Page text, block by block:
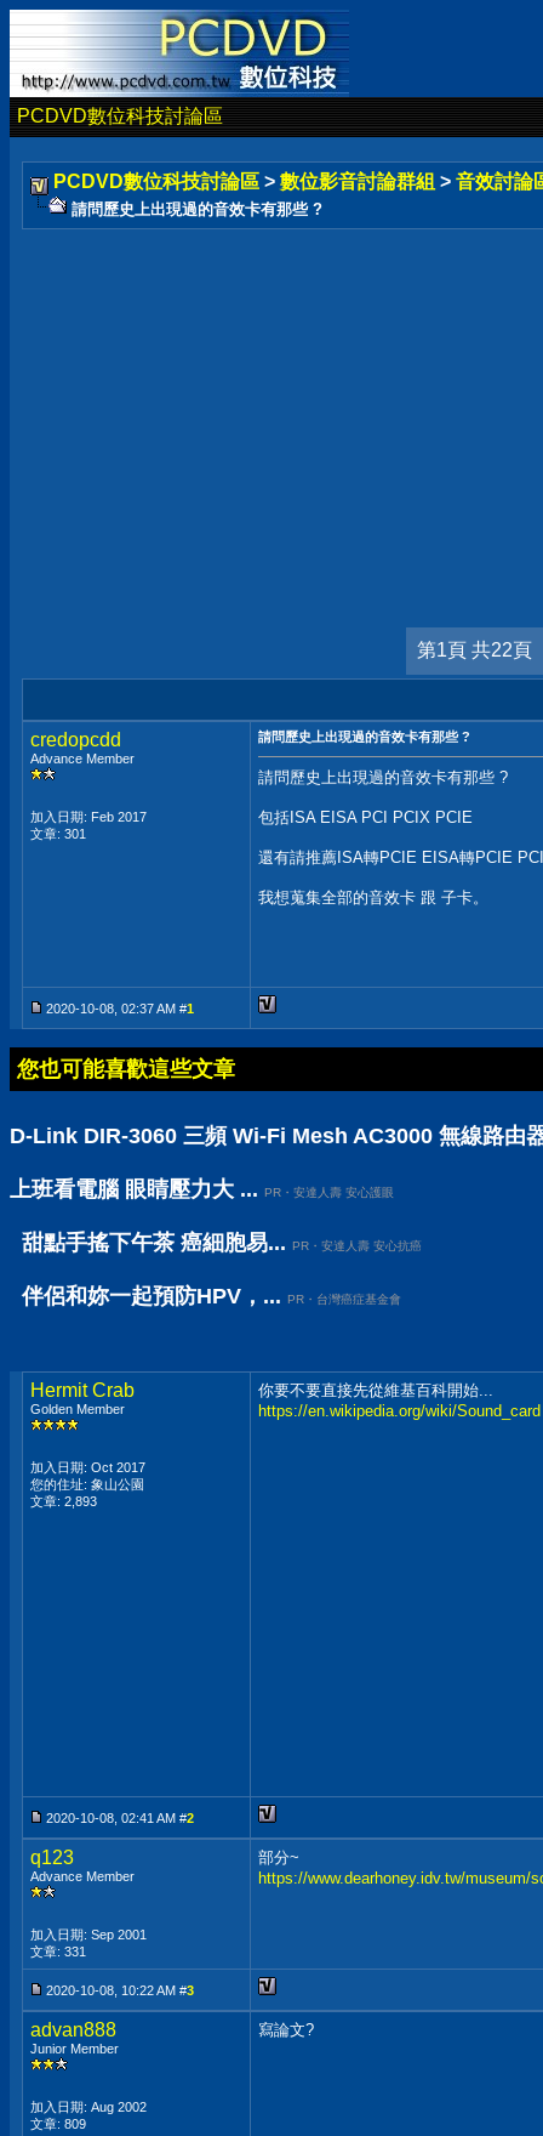
PCDVD數位科技討論區
PCDVD數位科技討論區 > 數位影音討論群組 > 音效討論
請問歷史上出現過的音效卡有那些 ?
第1頁 共22頁
credopcdd
Advance Member
加入日期: Feb 2017
文章: 301
請問歷史上出現過的音效卡有那些 ?
請問歷史上出現過的音效卡有那些 ?
包括ISA EISA PCI PCIX PCIE
還有請推薦ISA轉PCIE EISA轉PCIE
我想蒐集全部的音效卡 跟 子卡。
2020-10-08, 02:37 AM #1
您也可能喜歡這些文章
D-Link DIR-3060 三頻 Wi-Fi Mesh AC3000 無線路由
上班看電腦 眼睛壓力大 ... PR・安達人壽 安心護眼
甜點手搖下午茶 癌細胞易... PR・安達人壽 安心抗癌
伴侶和妳一起預防HPV，... PR・台灣癌症基金會
Hermit Crab
Golden Member
加入日期: Oct 2017
您的住址: 象山公園
文章: 2,893
你要不要直接先從維基百科開始...
https://en.wikipedia.org/wiki/Sound_card
2020-10-08, 02:41 AM #2
q123
Advance Member
加入日期: Sep 2001
文章: 331
部分~
https://www.dearhoney.idv.tw/museum/
2020-10-08, 10:22 AM #3
advan888
Junior Member
加入日期: Aug 2002
文章: 809
寫論文?